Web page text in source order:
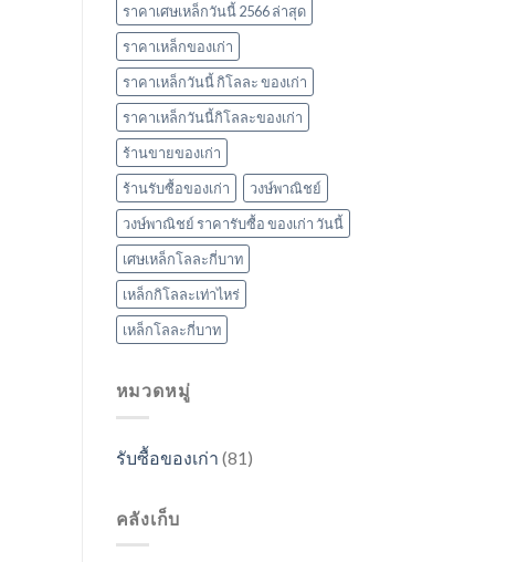
ราคาเศษเหล็กวันนี้ 2566 ล่าสุด
ราคาเหล็กของเก่า
ราคาเหล็กวันนี้ กิโลละ ของเก่า
ราคาเหล็กวันนี้กิโลละของเก่า
ร้านขายของเก่า
ร้านรับซื้อของเก่า
วงษ์พาณิชย์
วงษ์พาณิชย์ ราคารับซื้อ ของเก่า วันนี้
เศษเหล็กโลละกี่บาท
เหล็กกิโลละเท่าไหร่
เหล็กโลละกี่บาท
หมวดหมู่
รับซื้อของเก่า (81)
คลังเก็บ